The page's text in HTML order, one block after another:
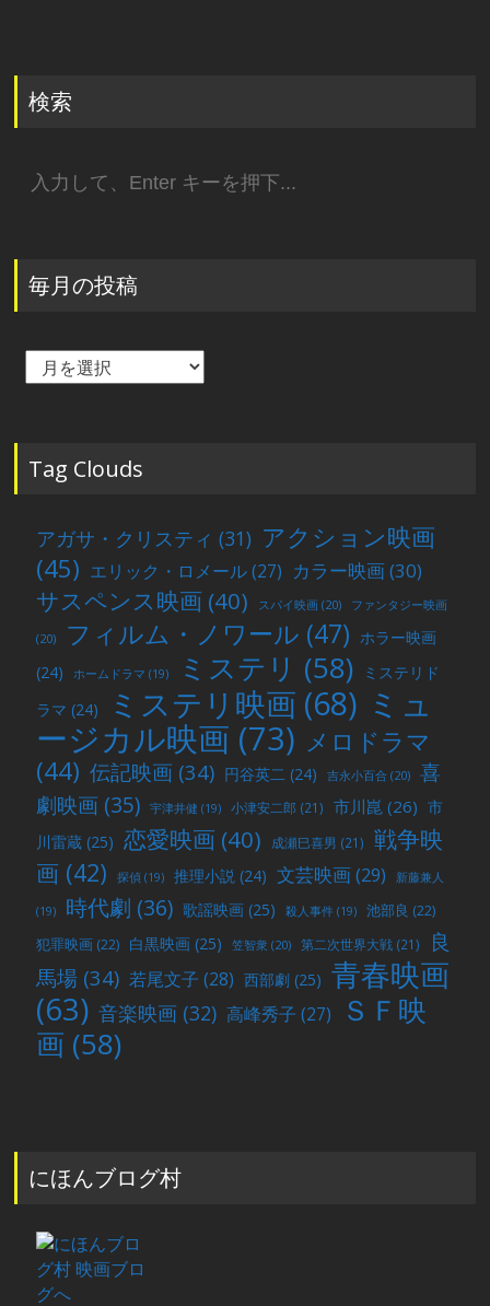
検索
索:
毎月の投稿
毎
稿
Tag Clouds
アガサ・クリスティ (31) アクション映画
(45) エリック・ロメール(27) カラー映画(30)
サスペンス映画 (40) スパイ映画 (20) ファンタジー映画
(20) フィルム・ノワール (47) ホラー映画
(24)
ホームドラマ (19) ミステリ (58)
ミステリド
ラマ (24) ミステリ映画 (68) ミュ
ージカル映画 (73) メロドラマ
(44) 伝記映画 (34) 円谷英二 (24) 吉永小百合 (20)
喜
劇映画 (35) 宇津井健 (19) 小津安二郎 (21) 市川崑 (26) 市
川雷蔵 (25) 恋愛映画 (40) 成瀬巳喜男 (21)
戦争映
画 (42) 探偵 (19) 推理小説 (24) 文芸映画(29) 新藤兼人
(19) 時代劇 (36) 歌謡映画 (25) 殺人事件 (19) 池部良 (22)
犯罪映画 (22) 白黒映画 (25) 笠智衆 (20) 第二次世界大戦 (21)
良
馬場 (34) 若尾文子 (28) 西部劇 (25) 青春映画
(63) 音楽映画 (32) 高峰秀子 (27)
ＳＦ映
画 (58)
にほんブログ村